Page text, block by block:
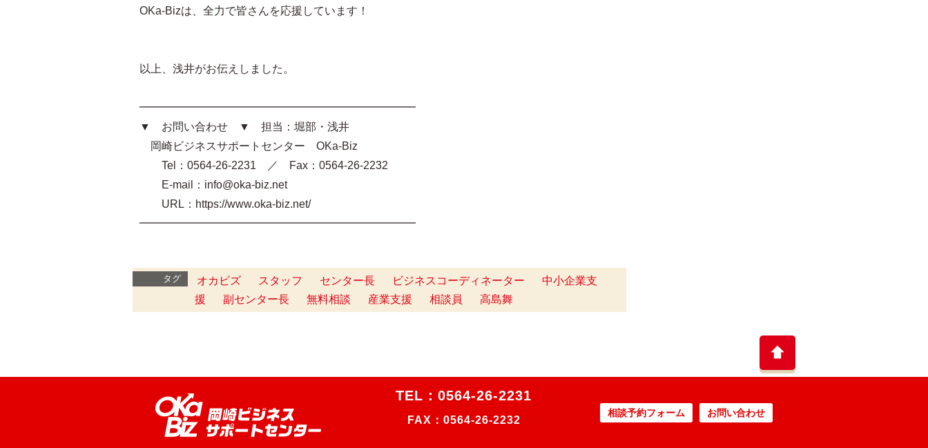
OKa-Bizは、全力で皆さんを応援しています！
以上、浅井がお伝えしました。
━━━━━━━━━━━━━━━━━━━━━━━━━
▼ お問い合わせ ▼ 担当：堀部・浅井
岡崎ビジネスサポートセンター OKa-Biz
Tel：0564-26-2231 ／ Fax：0564-26-2232
E-mail：info@oka-biz.net
URL：https://www.oka-biz.net/
━━━━━━━━━━━━━━━━━━━━━━━━━
タグ オカビズ スタッフ センター長 ビジネスコーディネーター
中小企業支
援
副センター長 無料相談 産業支援 相談員 高島舞
TEL：0564-26-2231
FAX：0564-26-2232
相談予約フォーム お問い合わせ